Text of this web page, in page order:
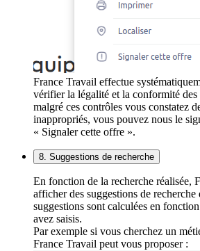
France Travail effectue
vérifier la légalité et la conformité
malgré ces contrôles vous constatez
inappropriés, vous pouvez nous le
« Signaler cette offre ».
8. Suggestions de recherche
En fonction de la recherche réalisée,
afficher des suggestions de recherche
suggestions sont calculées en
avez saisis.
Par exemple si vous cherchez un
France Travail peut vous proposer :